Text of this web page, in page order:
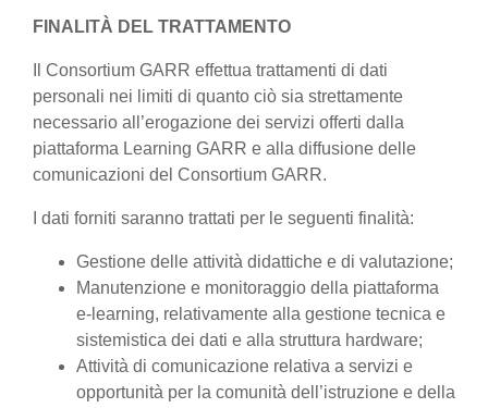
FINALITÀ DEL TRATTAMENTO
Il Consortium GARR effettua trattamenti di dati
personali nei limiti di quanto ciò sia strettamente
necessario all’erogazione dei servizi offerti dalla
piattaforma Learning GARR e alla diffusione delle
comunicazioni del Consortium GARR.
I dati forniti saranno trattati per le seguenti finalità:
Gestione delle attività didattiche e di valutazione;
Manutenzione e monitoraggio della piattaforma
e-learning, relativamente alla gestione tecnica e
sistemistica dei dati e alla struttura hardware;
Attività di comunicazione relativa a servizi e
opportunità per la comunità dell’istruzione e della